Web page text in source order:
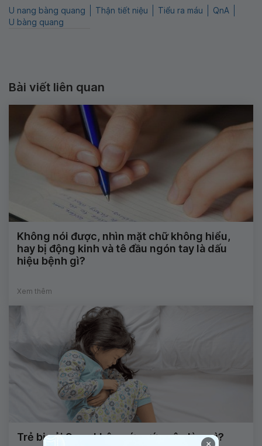
U nang bàng quang Thận tiết niệu Tiểu ra máu
QnA
U bàng quang
Bài viết liên quan
Không nói được, nhìn mặt chữ không hiểu,
hay bị động kinh và tê đầu ngón tay là dấu
hiệu bệnh gì?
Xem thêm
Trẻ bị sỏi 9mm không ứ nước nên làm gì?
×